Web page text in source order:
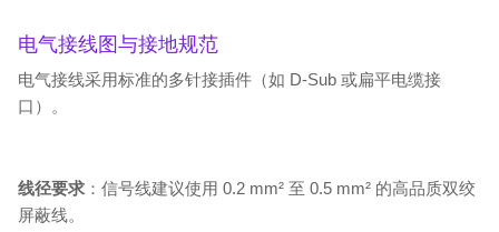
电气接线图与接地规范
电气接线采用标准的多针接插件（如 D-Sub 或扁平电缆接
口）。
线径要求 ：信号线建议使用 0.2 mm² 至 0.5 mm² 的高品质双绞
屏蔽线。